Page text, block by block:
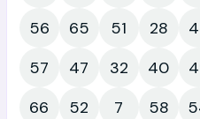
56
65 51 28
57
47 32 40
66
52 7 58